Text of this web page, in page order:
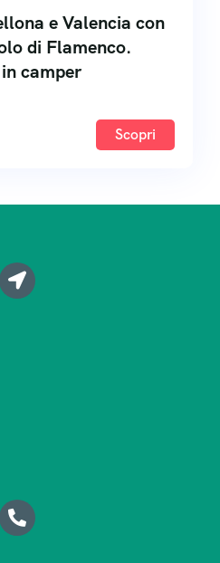
e Valencia con
di Flamenco.
camper
Scopri